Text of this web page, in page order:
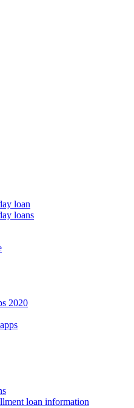
loan
loans
2020
loan information